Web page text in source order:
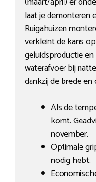
laat je demonteren
Ruigahuizen
verkleint de kans
geluidsproductie
waterafvoer bij
dankzij de brede
Als de
komt.
november.
Optimale
nodig hebt.